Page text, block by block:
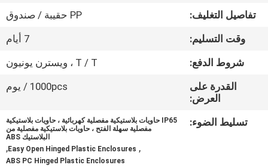
المعمل
مراقبة
الجودة
تفاصيل التغليف:
PP حقيبة / صندوق
وقت التسليم:
7 أيام
شروط الدفع:
T / T ، ويسترن يونيون
القدرة على
العرض:
1000pcs / يوم
تسليط الضوء:
IP65 حاويات بلاستيكية مفصلية كهربائية ، حاويات بلاستيكية
مفصلية سهلة الفتح ، حاويات بلاستيكية مفصلية من
البلاستيك ABS
,
Easy Open Hinged Plastic Enclosures
,
ABS PC Hinged Plastic Enclosures